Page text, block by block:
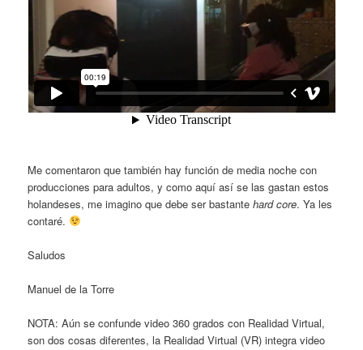
Me comentaron que también hay función de media noche con
producciones para adultos, y como aquí así se las gastan estos
holandeses, me imagino que debe ser bastantehard core. Ya les
contaré.
Saludos
Manuel de la Torre
NOTA: Aún se confunde video 360 grados con Realidad Virtual,
son dos cosas diferentes, la Realidad Virtual (VR) integra video